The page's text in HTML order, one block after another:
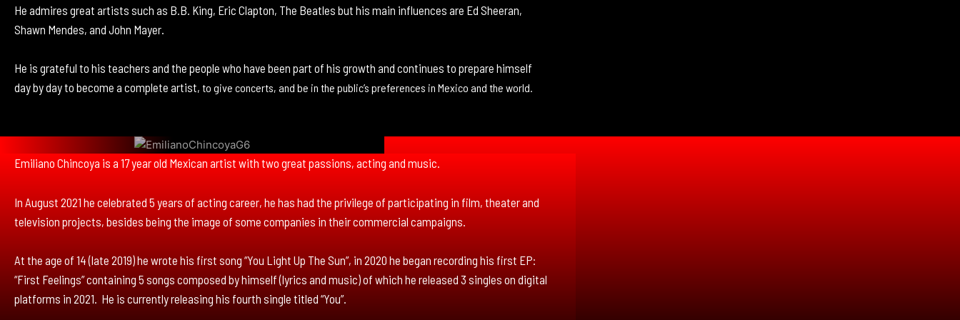
He admires great artists such as B.B. King, Eric Clapton, The Beatles but his main influences are Ed Sheeran,
Shawn Mendes, and John Mayer.
He is grateful to his teachers and the people who have been part of his growth and continues to prepare himself
day by day to become a complete artist, to give concerts, and be in the public’s preferences in Mexico and the world.
Emiliano Chincoya is a 17 year old Mexican artist with two great passions, acting and music.
In August 2021 he celebrated 5 years of acting career, he has had the privilege of participating in film, theater and
television projects, besides being the image of some companies in their commercial campaigns.
At the age of 14 (late 2019) he wrote his first song “You Light Up The Sun”, in 2020 he began recording his first EP:
“First Feelings” containing 5 songs composed by himself (lyrics and music) of which he released 3 singles on digital
platforms in 2021. He is currently releasing his fourth single titled “You”.